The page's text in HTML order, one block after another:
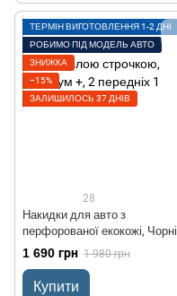
ТЕРМІН ВИГОТОВЛЕННЯ 1-2 ДНІ
РОБИМО ПІД МОДЕЛЬ АВТО
ЗНИЖКА
−15%
ЗАЛИШИЛОСЬ 37 ДНІВ
28
Накидки для авто з
перфорованої екокожі,
білою строчкою, Преміум +, 2
передніх
1 690 грн 1 980 грн
Купити